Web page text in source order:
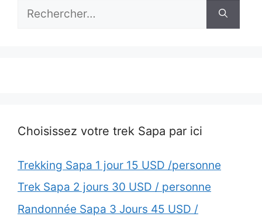
Rechercher :
Choisissez votre trek Sapa par ici
Trekking Sapa 1 jour 15 USD /personne
Trek Sapa 2 jours 30 USD / personne
Randonnée Sapa 3 Jours 45 USD /